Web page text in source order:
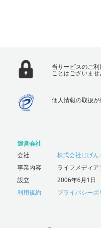
当サービスのご
ことはございませ
個人情報の取扱が
運営会社
会社
株式会社じげん
事業内容
ライフメディ
設立
2006年6月1日
利用規約
プライバシーポ